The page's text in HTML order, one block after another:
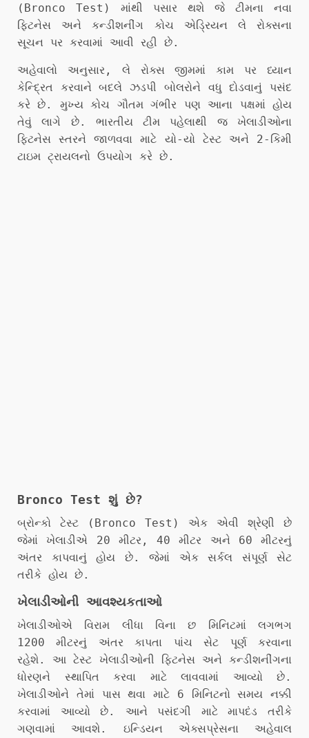
(Bronco Test) માંથી પસાર થશે જે ટીમના નવા
ફિટનેસ અને કન્ડીશનીંગ કોચ એડ્રિયન લે રોક્સના
સૂચન પર કરવામાં આવી રહી છે.
અહેવાલો અનુસાર, લે રોક્સ જીમમાં કામ પર ધ્યાન
કેન્દ્રિત કરવાને બદલે ઝડપી બોલરોને વધુ દોડવાનું પસંદ
કરે છે. મુખ્ય કોચ ગૌતમ ગંભીર પણ આના પક્ષમાં હોય
તેવું લાગે છે. ભારતીય ટીમ પહેલાથી જ ખેલાડીઓના
ફિટનેસ સ્તરને જાળવવા માટે યો-યો ટેસ્ટ અને 2-કિમી
ટાઇમ ટ્રાયલનો ઉપયોગ કરે છે.
Bronco Test શું છે?
બ્રોન્કો ટેસ્ટ (Bronco Test) એક એવી શ્રેણી છે
જેમાં ખેલાડીએ 20 મીટર, 40 મીટર અને 60 મીટરનું
અંતર કાપવાનું હોય છે. જેમાં એક સર્કલ સંપૂર્ણ સેટ
તરીકે હોય છે.
ખેલાડીઓની આવશ્યકતાઓ
ખેલાડીઓએ વિરામ લીધા વિના છ મિનિટમાં લગભગ
1200 મીટરનું અંતર કાપતા પાંચ સેટ પૂર્ણ કરવાના
રહેશે. આ ટેસ્ટ ખેલાડીઓની ફિટનેસ અને કન્ડીશનીંગના
ધોરણને સ્થાપિત કરવા માટે લાવવામાં આવ્યો છે.
ખેલાડીઓને તેમાં પાસ થવા માટે 6 મિનિટનો સમય નક્કી
કરવામાં આવ્યો છે. આને પસંદગી માટે માપદંડ તરીકે
ગણવામાં આવશે. ઇન્ડિયન એક્સપ્રેસના અહેવાલ